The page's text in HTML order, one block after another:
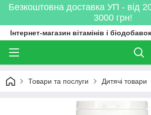
Безкоштовна доставка УП - від
3000 грн!
Інтернет-магазин вітамінів і
Товари та послуги Дитячі товари